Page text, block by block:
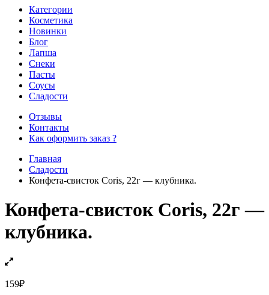
Категории
Косметика
Новинки
Блог
Лапша
Снеки
Пасты
Соусы
Сладости
Отзывы
Контакты
Как оформить заказ ?
Главная
Сладости
Конфета-свисток Coris, 22г — клубника.
Конфета-свисток Coris, 22г —
клубника.
159₽